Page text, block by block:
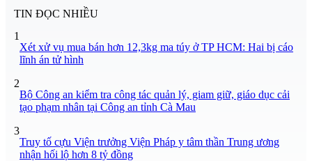
TIN ĐỌC NHIỀU
1
Xét xử vụ mua bán hơn 12,3kg ma túy ở TP HCM: Hai bị cáo
lĩnh án tử hình
2
Bộ Công an kiểm tra công tác quản lý, giam giữ, giáo dục cải
tạo phạm nhân tại Công an tỉnh Cà Mau
3
Truy tố cựu Viện trưởng Viện Pháp y tâm thần Trung ương
nhận hối lộ hơn 8 tỷ đồng